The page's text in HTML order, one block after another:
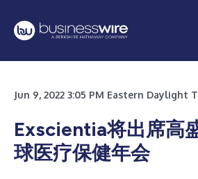
Jun 9, 2022 3:05 PM Eastern Daylight
Exscientia将出席高
球医疗保健年会